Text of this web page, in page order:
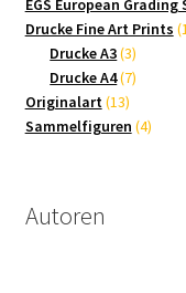
EGS European Grading
Drucke Fine Art Prints
Drucke A3 33
Produkte
Drucke A4 77
Originalart 1313
Produkte
Sammelfiguren 44
Autoren